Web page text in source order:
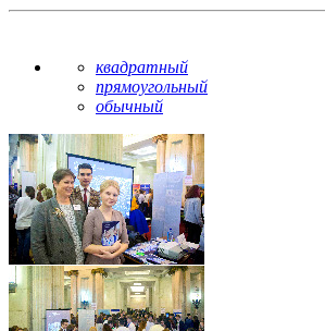
квадратный
прямоугольный
обычный